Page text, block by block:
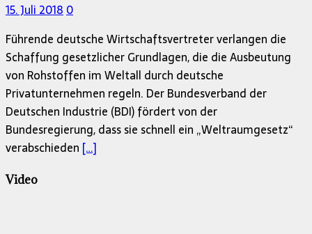
15. Juli 20180
Führende deutsche Wirtschaftsvertreter verlangen die
Schaffung gesetzlicher Grundlagen, die die Ausbeutung
von Rohstoffen im Weltall durch deutsche
Privatunternehmen regeln. Der Bundesverband der
Deutschen Industrie (BDI) fördert von der
Bundesregierung, dass sie schnell ein „Weltraumgesetz“
verabschieden […]
Video